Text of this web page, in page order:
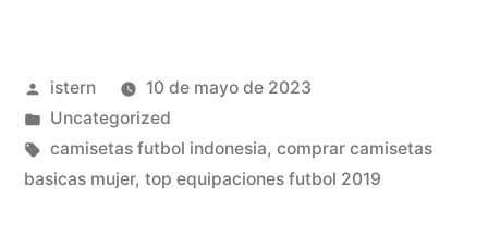
Publicado
por
istern
10 de mayo de 2023
Publicado
en
Uncategorized
Etiquetas:
camisetas futbol indonesia, comprar camisetas
basicas mujer, top equipaciones futbol 2019